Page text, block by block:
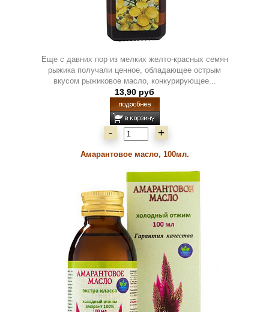
Еще с давних пор из мелких желто-красных семян
рыжика получали ценное, обладающее острым
вкусом рыжиковое масло, конкурирующее...
13,90 руб
- +
Амарантовое масло, 100мл.